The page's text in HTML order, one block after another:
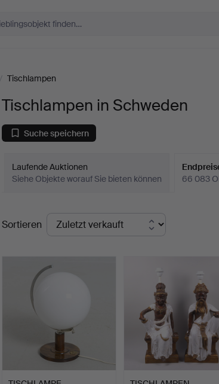
/ Tischlampen
Tischlampen in Schweden
Suche speichern
Laufende Auktionen
Siehe Objekte worauf Sie bieten können
66 083
Endpreise
Sortieren